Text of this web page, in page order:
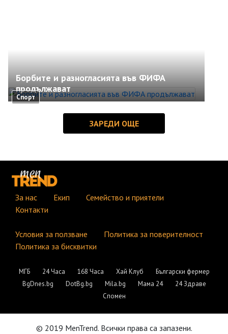
Спорт
Борбите и разногласията във ФИФА
продължават
За нас Екип
Семейство и приятели
Контакти
Условия за ползване
Политика за поверителност
Политика за бисквитки
МГБ 24 Часа 168 Часа Хай Клуб
Български фермер
BgDnes.bg
DotBg.bg Mila.bg Мама 24
24 Здраве
Спомен
© 2019 MenTrend. Всички права са запазени.